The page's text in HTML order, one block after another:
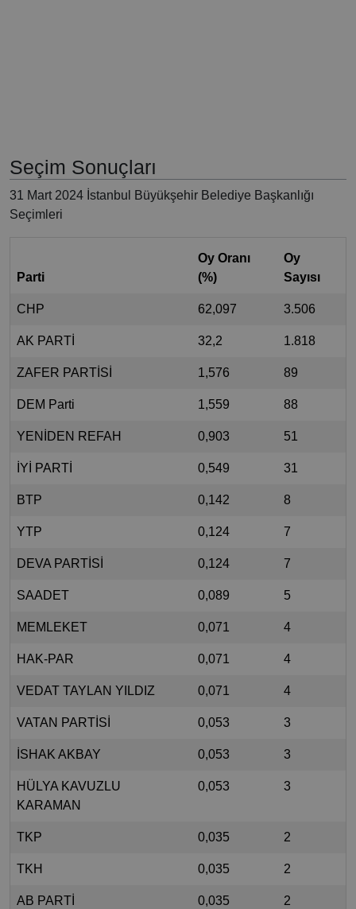
Seçim Sonuçları
31 Mart 2024 İstanbul Büyükşehir Belediye Başkanlığı
Seçimleri
Parti
Oy Oranı
(%)
Oy
Sayısı
CHP 62,097 3.506
AK PARTİ 32,2 1.818
ZAFER PARTİSİ 1,576 89
DEM Parti 1,559 88
YENİDEN REFAH 0,903 51
İYİ PARTİ 0,549 31
BTP 0,142 8
YTP 0,124 7
DEVA PARTİSİ 0,124 7
SAADET 0,089 5
MEMLEKET 0,071 4
HAK-PAR 0,071 4
VEDAT TAYLAN YILDIZ 0,071 4
VATAN PARTİSİ 0,053 3
İSHAK AKBAY 0,053 3
HÜLYA KAVUZLU
KARAMAN
0,053 3
TKP 0,035 2
TKH 0,035 2
AB PARTİ 0,035 2